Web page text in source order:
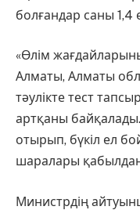
болғандар саны 1,4
«Өлім
Алматы, Алматы
тәулікте тест
артқаны
отырып, бүкіл ел
шаралары
Министрдің